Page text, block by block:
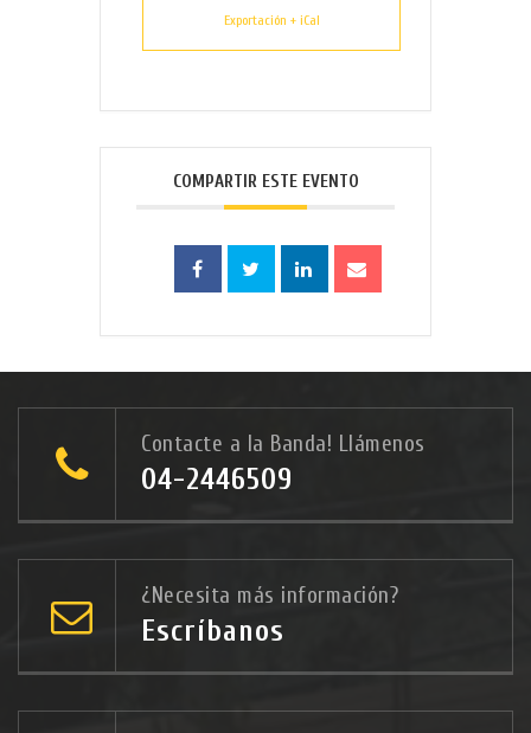
Exportación + iCal
COMPARTIR ESTE EVENTO
Contacte a la Banda! Llámenos
04-2446509
¿Necesita más información?
Escríbanos